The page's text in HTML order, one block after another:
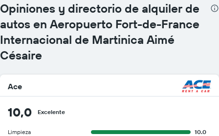
Opiniones y directorio de alquiler de
autos en Aeropuerto Fort-de-France
Internacional de Martinica Aimé
Césaire
Ace
10,0 Excelente
Limpieza
10.0